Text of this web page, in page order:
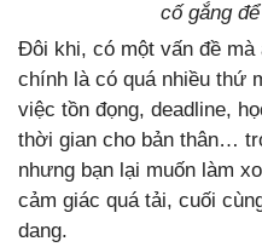
cố gắng
Đôi khi, có một vấn đề mà
chính là có quá nhiều thứ
việc tồn đọng, deadline,
thời gian cho bản thân…
nhưng bạn lại muốn làm
cảm giác quá tải, cuối
dang.